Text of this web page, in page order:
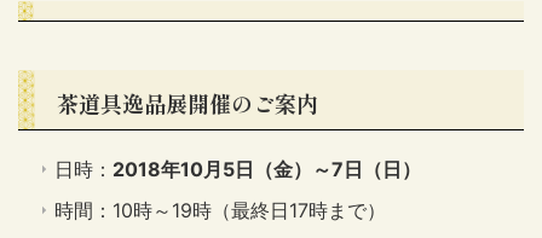
茶道具逸品展開催のご案内
日時： 2018年10月5日（金）～7日（日）
時間：10時～19時（最終日17時まで）